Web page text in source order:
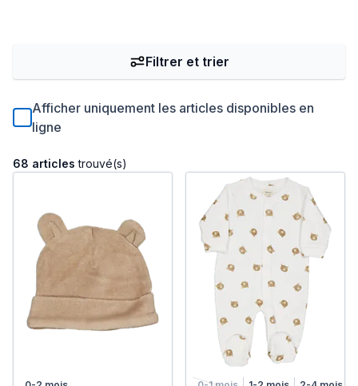
Afficher uniquement les articles disponibles en
ligne
68 articles trouvé(s)
Filtrer et trier